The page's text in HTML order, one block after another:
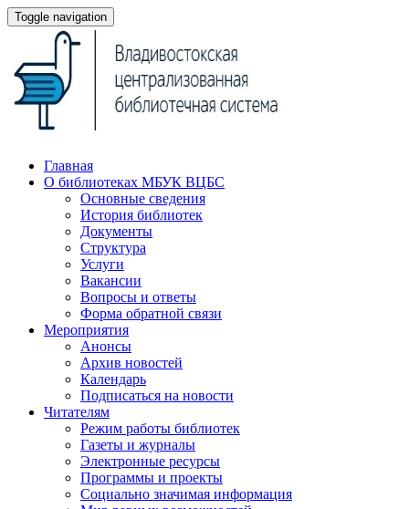
Toggle navigation
Главная
О библиотеках МБУК ВЦБС
Основные сведения
История библиотек
Документы
Структура
Услуги
Вакансии
Вопросы и ответы
Форма обратной связи
Мероприятия
Анонсы
Архив новостей
Календарь
Подписаться на новости
Читателям
Режим работы библиотек
Газеты и журналы
Электронные ресурсы
Программы и проекты
Социально значимая информация